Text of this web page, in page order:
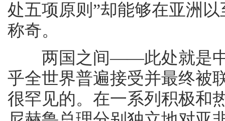
处五项原则”却能够在亚洲
称奇。
两国之间——此处就是中
乎全世界普遍接受并最终被
很罕见的。在一系列积极和